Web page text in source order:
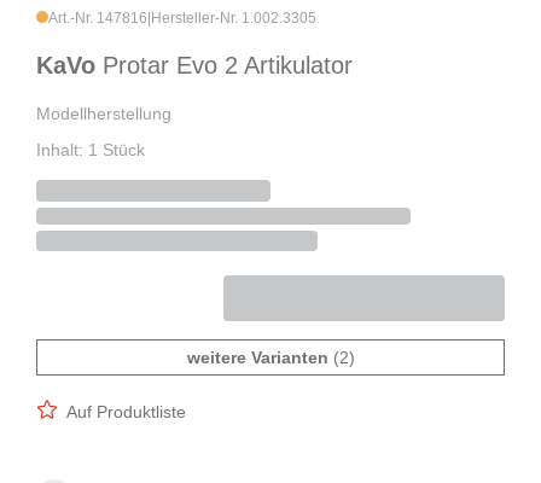
Art.-Nr. 147816 Hersteller-Nr. 1.002.3305
KaVo Protar Evo 2 Artikulator
Modellherstellung
Inhalt: 1 Stück
weitere Varianten (2)
Auf Produktliste